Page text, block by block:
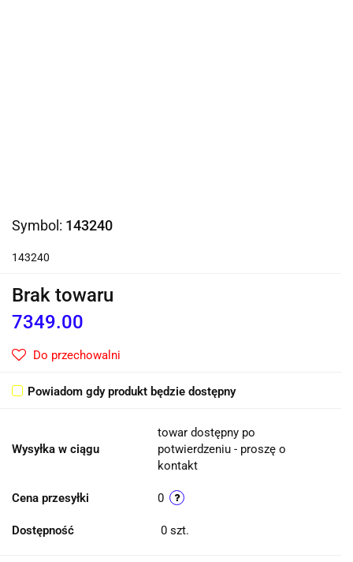
Symbol: 143240
143240
Brak towaru
7349.00
Do przechowalni
Powiadom gdy produkt będzie dostępny
Wysyłka w ciągu
towar dostępny po
potwierdzeniu - proszę o
kontakt
Cena przesyłki 0
Dostępność 0 szt.